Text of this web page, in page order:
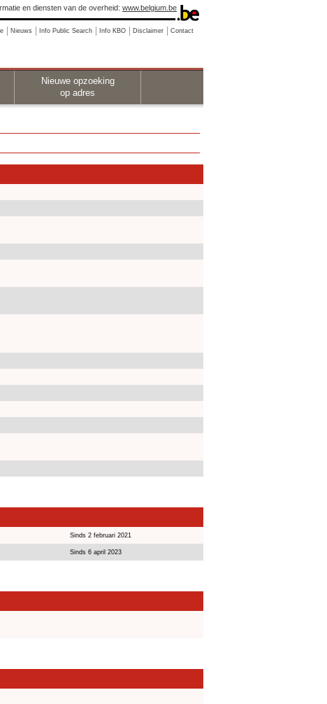
en diensten van de overheid: www.belgium.be
Nieuws Info Public Search Info KBO Disclaimer Contact
Nieuwe opzoeking
op adres
Sinds 2 februari 2021
Sinds 6 april 2023